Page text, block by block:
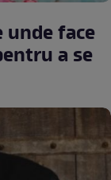
unde face
a se